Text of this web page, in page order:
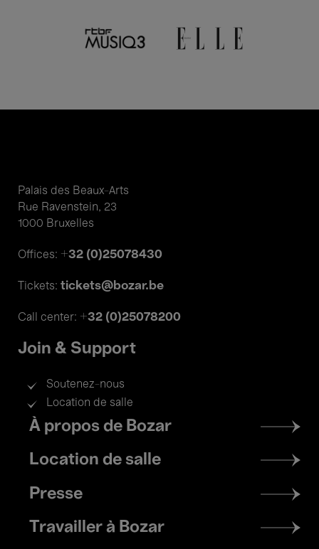
Palais des Beaux-Arts
Rue Ravenstein, 23
1000 Bruxelles
Offices: +32 (0)25078430
Tickets: tickets@bozar.be
Call center: +32 (0)25078200
Join & Support
Soutenez-nous
Location de salle
Footer
menu
À propos de Bozar
Location de salle
Presse
Travailler à Bozar